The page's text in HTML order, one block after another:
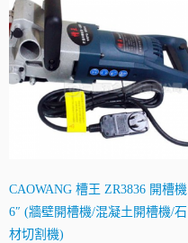
CAOWANG 槽王 ZR3836 開槽機
6″ (牆壁開槽機/混凝土開槽機/石
材切割機)